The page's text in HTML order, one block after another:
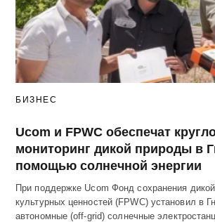
БИЗНЕС
Ucom и FPWC обеспечат
мониторинг дикой природы в
помощью солнечной энергии
При поддержке Ucom Фонд сохранения
культурных ценностей (FPWC) установил в
автономные (off-grid) солнечные